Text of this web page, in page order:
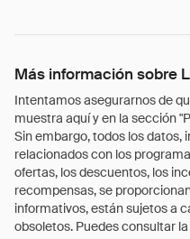
Más información sobre
Intentamos asegurarnos de
muestra aquí y en la sección
Sin embargo, todos los datos,
relacionados con los
ofertas, los descuentos, los
recompensas, se
informativos, están sujetos a
obsoletos. Puedes consultar